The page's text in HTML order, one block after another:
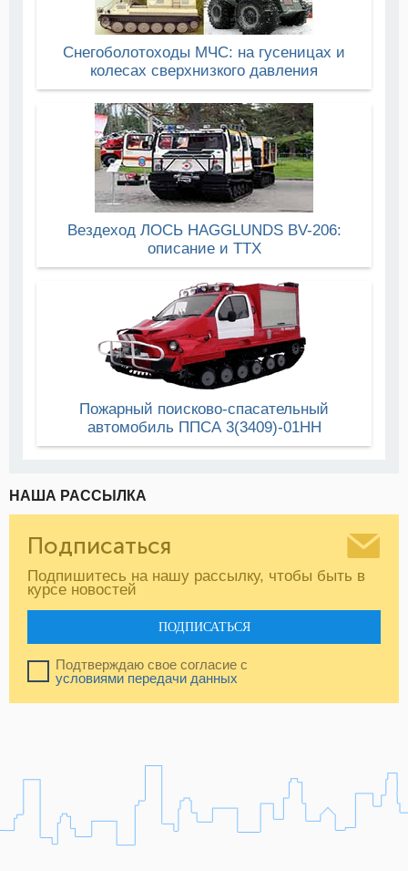
Снегоболотоходы МЧС: на гусеницах и
колесах сверхнизкого давления
Вездеход ЛОСЬ HAGGLUNDS BV-206:
описание и ТТХ
Пожарный поисково-спасательный
автомобиль ППСА 3(3409)-01НН
НАША РАССЫЛКА
Подписаться
Подпишитесь на нашу рассылку, чтобы быть в
курсе новостей
ПОДПИСАТЬСЯ
Подтверждаю свое согласие с
условиями передачи данных